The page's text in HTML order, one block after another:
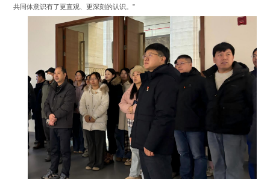
共同体意识有了更直观、更深刻的认识。”